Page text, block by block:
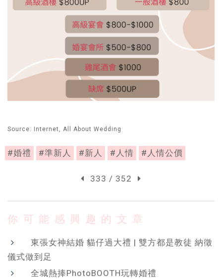
Source: Internet, All About Wedding
#婚禮 #準新人 #新人 #人情 #人情公價
333 / 352
你可能感興趣的文章
東張女神結婚 貓仔過大禮 | 雙方都是教徒 納徵
儀式做到足
全城熱捧PhotoBOOTH玩轉婚禮